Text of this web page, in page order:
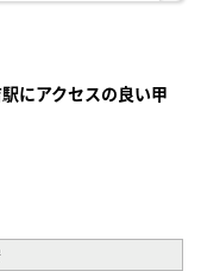
にアクセスの良い甲